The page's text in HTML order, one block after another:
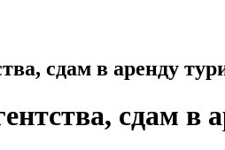
сдам в аренду
сдам в